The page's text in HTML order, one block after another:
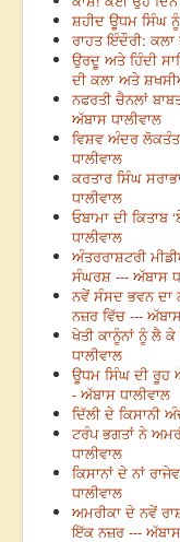
ਸ਼ਹੀਦ ਊਧਮ ਸਿੰਘ
ਰਾਹਤ ਇੰਦੌਰੀ:
ਉਰਦੂ ਅਤੇ ਹਿੰਦੀ
ਦੀ ਕਲਾ ਅਤੇ
ਨਫਰਤੀ ਚੈਨਲਾਂ
ਅੱਬਾਸ ਧਾਲੀਵਾਲ
ਵਿਸ਼ਵ ਅੰਦਰ
ਧਾਲੀਵਾਲ
ਕਰਤਾਰ ਸਿੰਘ
ਧਾਲੀਵਾਲ
ਓਬਾਮਾ ਦੀ
ਧਾਲੀਵਾਲ
ਅੰਤਰਰਾਸ਼ਟਰੀ
ਸੰਘਰਸ਼ --- ਅੱਬਾਸ
ਨਵੇਂ ਸੰਸਦ ਭਵਨ ਦਾ
ਨਜ਼ਰ ਵਿੱਚ ---
ਖੇਤੀ ਕਾਨੂੰਨਾਂ ਨੂੰ ਲੈ ਕੇ
ਧਾਲੀਵਾਲ
ਊਧਮ ਸਿੰਘ ਦੀ ਰੂਹ
- ਅੱਬਾਸ ਧਾਲੀਵਾਲ
ਦਿੱਲੀ ਦੇ ਕਿਸਾਨੀ
ਟਰੰਪ ਭਗਤਾਂ ਨੇ
ਧਾਲੀਵਾਲ
ਕਿਸਾਨਾਂ ਦੇ ਨਾਂ
ਧਾਲੀਵਾਲ
ਅਮਰੀਕਾ ਦੇ ਨਵੇਂ
ਇੱਕ ਨਜ਼ਰ --- ਅੱਬਾਸ